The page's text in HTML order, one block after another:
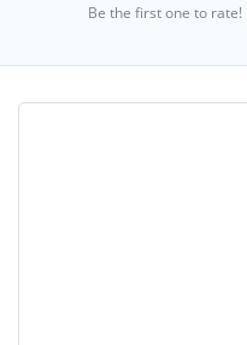
Be the first one to rate!